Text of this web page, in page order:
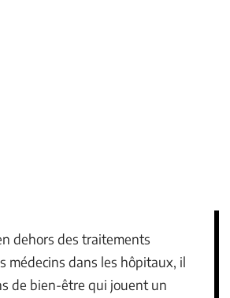
dehors des traitements
médecins dans les hôpitaux, il
de bien-être qui jouent un